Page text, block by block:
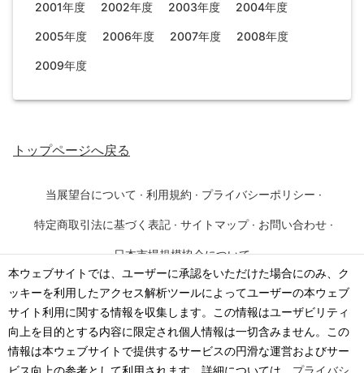
本ウェブサイトでは、ユーザーに承認をいただけた場合にのみ、ク
ッキーを利用したアクセス解析ツールによってユーザーの本ウェブ
サイト利用に関する情報を収集します。この情報はユーザビリティ
向上を目的とする内容に限定され個人情報は一切含みません。この
情報は本ウェブサイトで提供するサービスの円滑な運営およびサー
ビス向上の参考として利用されます。詳細については、 プライバシ
2001年度 2002年度 2003年度 2004年度
2005年度 2006年度 2007年度 2008年度
2009年度
トップページへ戻る
当展望台について · 利用規約 · プライバシーポリシー ·
特定商取引法に基づく表記 · サイトマップ · お問い合わせ ·
日本市場規模協会について
©2026· 一般社団法人 日本市場規模協会